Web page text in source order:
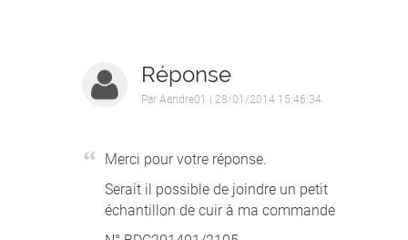
Réponse
Par Aandre01 | 28/01/2014 15:46:34
Merci pour votre réponse.
Serait il possible de joindre un petit
échantillon de cuir à ma commande